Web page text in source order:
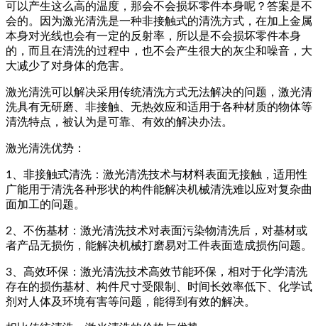
可以产生这么高的温度，那会不会损坏零件本身呢？答案是不
会的。因为激光清洗是一种非接触式的清洗方式，在加上金属
本身对光线也会有一定的反射率，所以是不会损坏零件本身
的，而且在清洗的过程中，也不会产生很大的灰尘和噪音，大
大减少了对身体的危害。
激光清洗可以解决采用传统清洗方式无法解决的问题，激光清
洗具有无研磨、非接触、无热效应和适用于各种材质的物体等
清洗特点，被认为是可靠、有效的解决办法。
激光清洗优势：
1、非接触式清洗：激光清洗技术与材料表面无接触，适用性
广能用于清洗各种形状的构件能解决机械清洗难以应对复杂曲
面加工的问题。
2、不伤基材：激光清洗技术对表面污染物清洗后，对基材或
者产品无损伤，能解决机械打磨易对工件表面造成损伤问题。
3、高效环保：激光清洗技术高效节能环保，相对于化学清洗
存在的损伤基材、构件尺寸受限制、时间长效率低下、化学试
剂对人体及环境有害等问题，能得到有效的解决。